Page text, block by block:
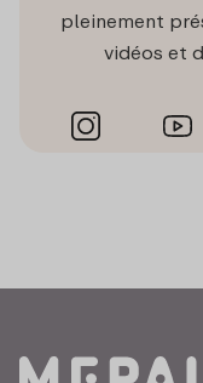
pleinement
vidéos et